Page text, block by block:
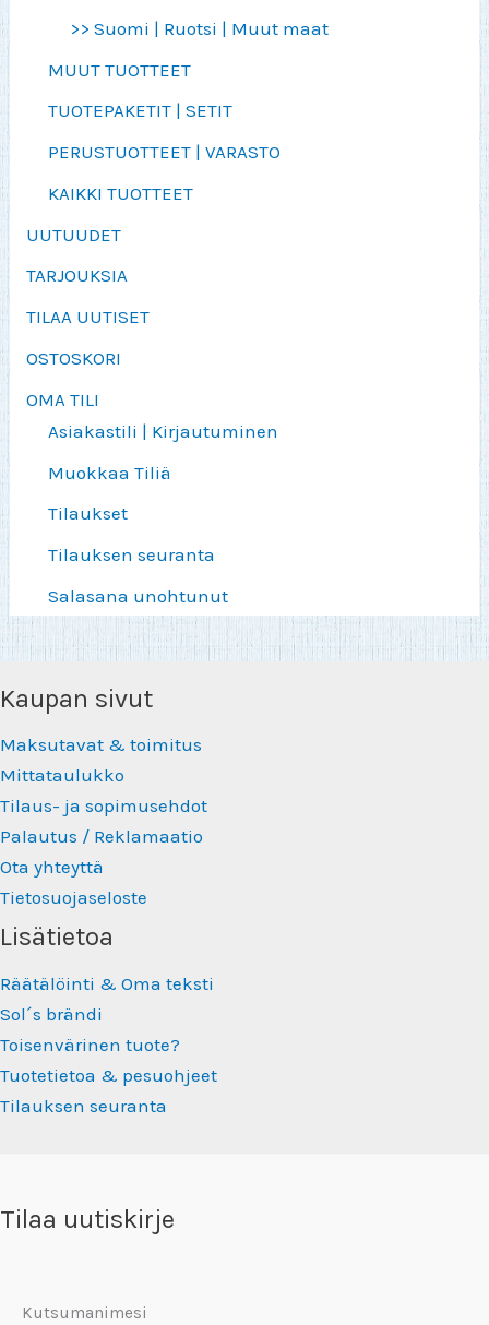
>> Suomi | Ruotsi | Muut maat
MUUT TUOTTEET
TUOTEPAKETIT | SETIT
PERUSTUOTTEET | VARASTO
KAIKKI TUOTTEET
UUTUUDET
TARJOUKSIA
TILAA UUTISET
OSTOSKORI
OMA TILI
Asiakastili | Kirjautuminen
Muokkaa Tiliä
Tilaukset
Tilauksen seuranta
Salasana unohtunut
Kaupan sivut
Maksutavat & toimitus
Mittataulukko
Tilaus- ja sopimusehdot
Palautus / Reklamaatio
Ota yhteyttä
Tietosuojaseloste
Lisätietoa
Räätälöinti & Oma teksti
Sol´s brändi
Toisenvärinen tuote?
Tuotetietoa & pesuohjeet
Tilauksen seuranta
Tilaa uutiskirje
Kutsumanimesi